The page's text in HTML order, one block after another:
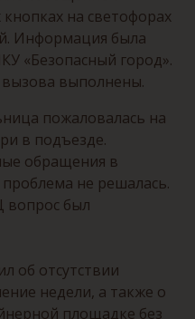
на светофорах
Информация была
«Безопасный город».
выполнены.
пожаловалась на
в подъезде.
обращения в
не решалась.
вопрос был
об отсутствии
недели, а также о
площадке без